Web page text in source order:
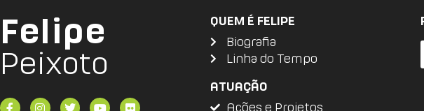
Felipe
Peixoto
QUEM É FELIPE
Biografia
Linha do Tempo
ATUAÇÃO
Ações e Projetos